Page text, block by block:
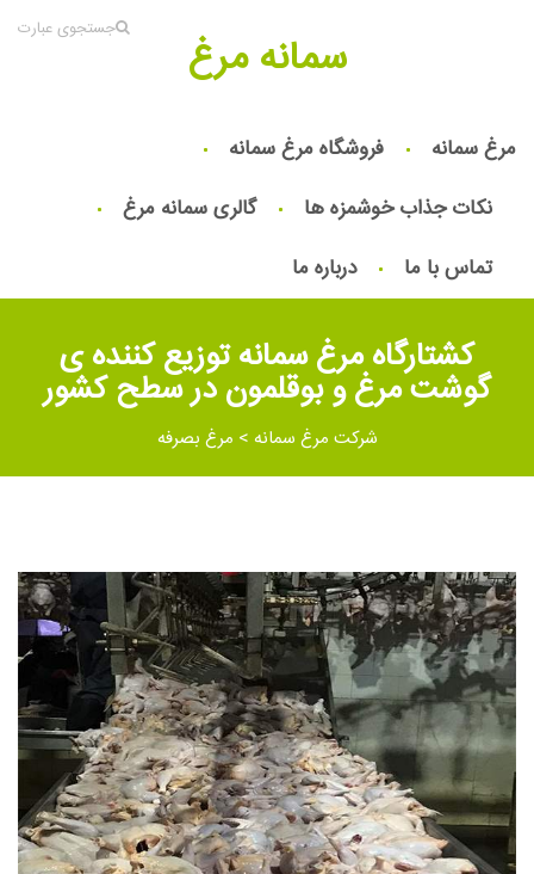
جستجوی عبارت سمانه مرغ
مرغ سمانه
فروشگاه مرغ سمانه
نکات جذاب خوشمزه ها
گالری سمانه مرغ
تماس با ما
درباره ما
كشتارگاه مرغ سمانه توزیع کننده ی
گوشت مرغ و بوقلمون در سطح کشور
شرکت مرغ سمانه > مرغ بصرفه